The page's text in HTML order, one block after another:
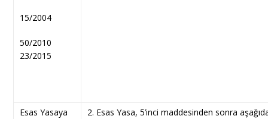
15/2004
50/2010
23/2015
Esas Yasaya
2. Esas Yasa, 5’inci maddesinden sonra